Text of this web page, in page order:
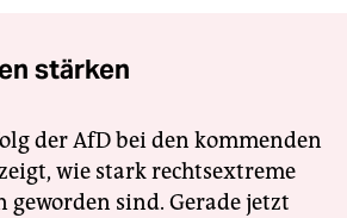
stärken
der AfD bei den kommenden
wie stark rechtsextreme
geworden sind. Gerade jetzt